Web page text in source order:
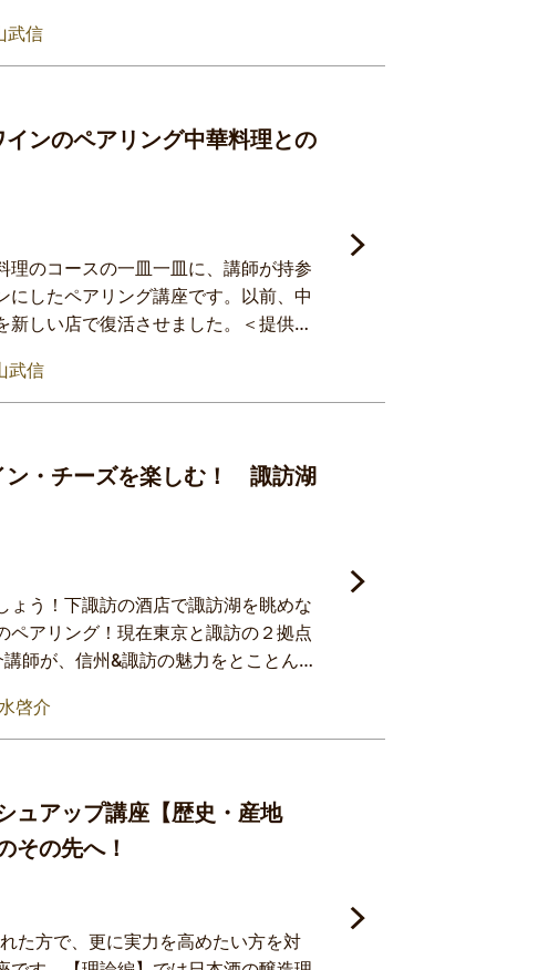
、揚げ物には泡、塩味の料理には
味ある赤のペアリングを和食系の料理
武信
ンのペアリング中華料理との
理のコースの一皿一皿に、講師が持参
にしたペアリング講座です。以前、中
新しい店で復活させました。＜提供ワ
。＜講師からのメッセージ＞講師が
は、旨味があり、中華料理と非常に相
武信
ン・チーズを楽しむ！ 諏訪湖
ょう！下諏訪の酒店で諏訪湖を眺めな
ペアリング！現在東京と諏訪の２拠点
師が、信州&諏訪の魅力をとことんご
訪の長崎酒店様の諏訪湖が一望でき
信州ワインと信州チーズのペアリング
啓介
ュアップ講座【歴史・産地
の先へ！
た方で、更に実力を高めたい方を対